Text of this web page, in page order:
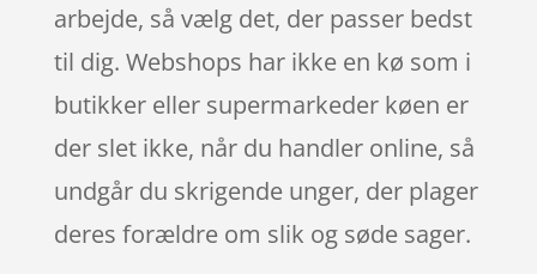
arbejde, så vælg det, der passer bedst
til dig. Webshops har ikke en kø som i
butikker eller supermarkeder køen er
der slet ikke, når du handler online, så
undgår du skrigende unger, der plager
deres forældre om slik og søde sager.